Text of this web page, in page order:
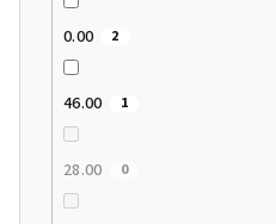
0.00 2
46.00 1
28.00 0